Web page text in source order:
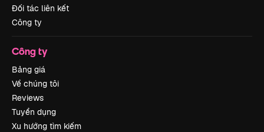
Đối tác liên kết
Công ty
Công ty
Bảng giá
Về chúng tôi
Reviews
Tuyển dụng
Xu hướng tìm kiếm